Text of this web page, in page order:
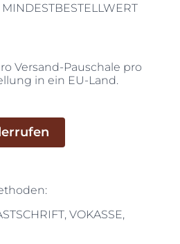
MINDESTBESTELLWERT
Versand-Pauschale pro
in ein EU-Land.
VOKASSE,